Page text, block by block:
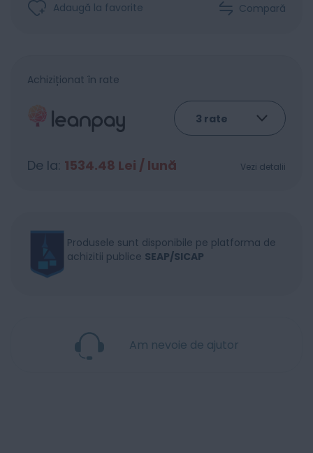
Adaugă la favorite Compară
Achiziționat în rate
De la: 1534.48 Lei / lună Vezi detalii
Produsele sunt disponibile pe platforma de
achizitii publice SEAP/SICAP
Am nevoie de ajutor